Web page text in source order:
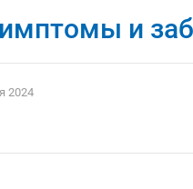
и
2024